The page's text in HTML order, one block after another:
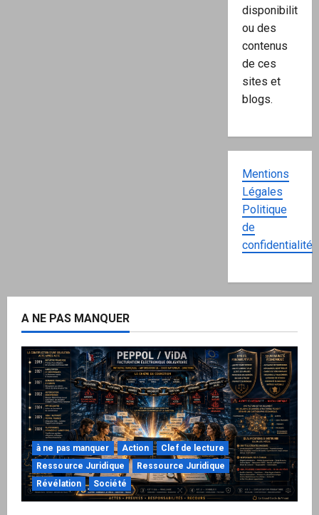
disponibilité
ou des
contenus
de ces
sites et
blogs.
Mentions
Légales
Politique
de
confidentialité
A NE PAS MANQUER
à ne pas manquer Action
Clef de lecture
Ressource Juridique
Ressource Juridique
Révélation
Société